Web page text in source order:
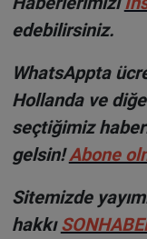
edebilirsiniz.
WhatsAppta
Hollanda ve
seçtiğimiz
gelsin!Abone
Sitemizde
hakkı